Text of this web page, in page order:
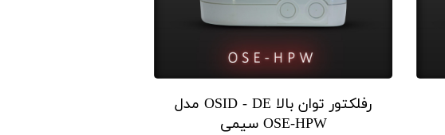
رفلکتور توان بالا OSID - DE مدل
OSE-HPW سیمی